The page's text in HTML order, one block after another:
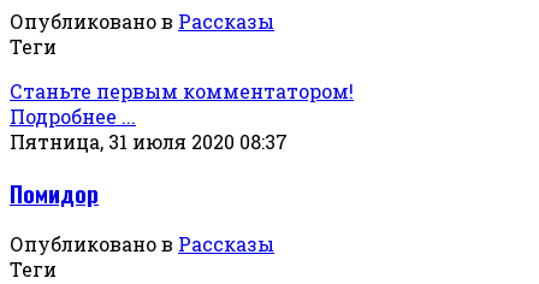
Опубликовано в Рассказы
Теги
Станьте первым комментатором!
Подробнее ...
Пятница, 31 июля 2020 08:37
Помидор
Опубликовано в Рассказы
Теги